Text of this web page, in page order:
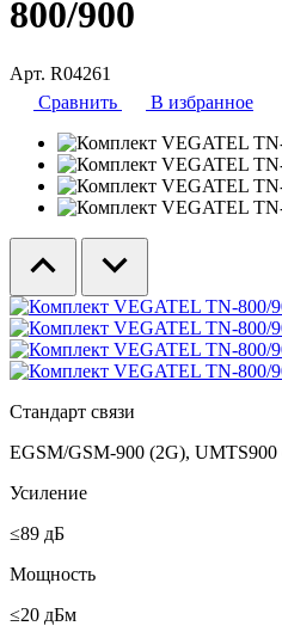
800/900
Арт. R04261
Сравнить
В избранное
Стандарт связи
EGSM/GSM-900 (2G),
Усиление
≤89 дБ
Мощность
≤20 дБм